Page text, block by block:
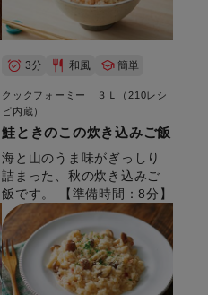
3分 和風 簡単
クックフォーミー ３Ｌ（210レシ
ピ内蔵）
鮭ときのこの炊き込みご飯
海と山のうま味がぎっしり
詰まった、秋の炊き込みご
飯です。 【準備時間：8分】